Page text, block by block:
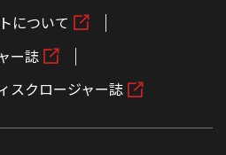
について
ー誌
スクロージャー誌